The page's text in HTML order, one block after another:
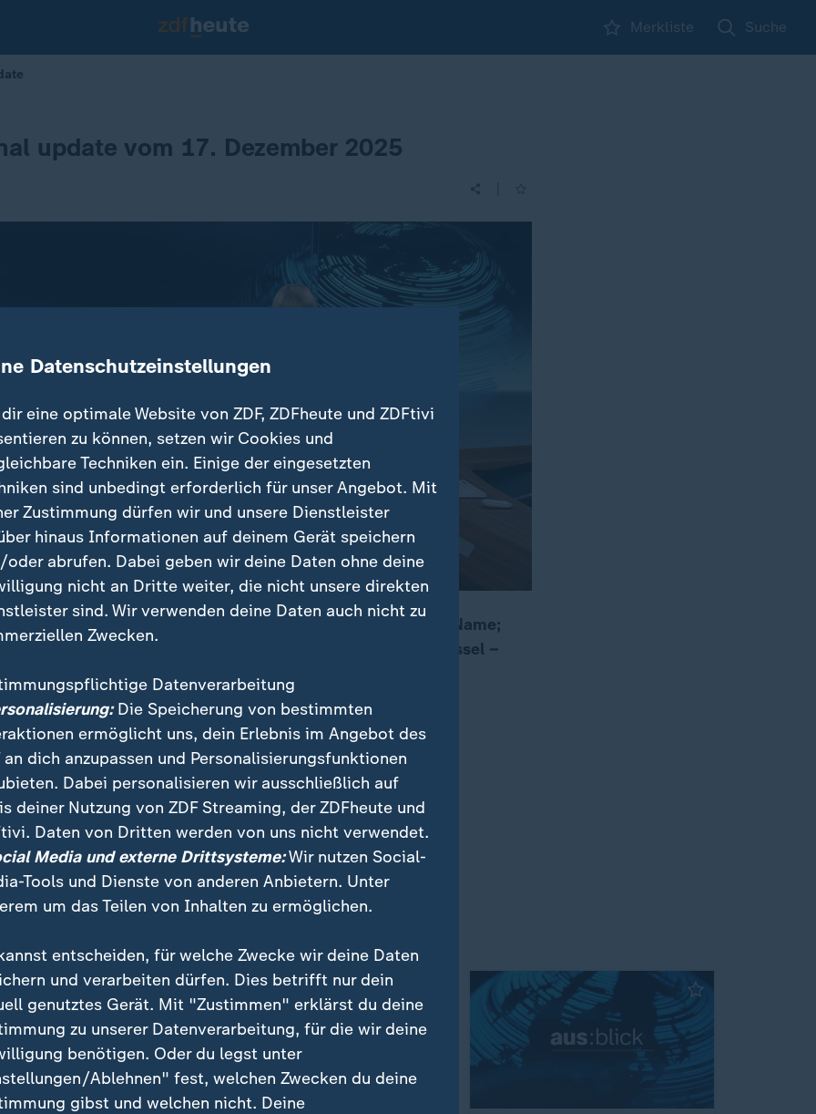
Merkliste Suche
update vom 17. Dezember 2025
Grundsicherung statt Bürgergeld – Mehr als nur ein neuer Name;
– VW-Batterien Made in Germany; Nervosität in Brüssel –
der Ukraine
Bürgergeld
Name
in Germany
der Ukraine
Datenschutzeinstellungen
eine optimale Website von ZDF, ZDFheute und ZDFtivi
zu können, setzen wir Cookies und
Techniken ein. Einige der eingesetzten
sind unbedingt erforderlich für unser Angebot. Mit
Zustimmung dürfen wir und unsere Dienstleister
hinaus Informationen auf deinem Gerät speichern
oder abrufen. Dabei geben wir deine Daten ohne deine
nicht an Dritte weiter, die nicht unsere direkten
sind. Wir verwenden deine Daten auch nicht zu
Zwecken.
Datenverarbeitung
Die Speicherung von bestimmten
ermöglicht uns, dein Erlebnis im Angebot des
an dich anzupassen und Personalisierungsfunktionen
Dabei personalisieren wir ausschließlich auf
deiner Nutzung von ZDF Streaming, der ZDFheute und
Daten von Dritten werden von uns nicht verwendet.
Media und externe Drittsysteme:Wir nutzen Social-
Tools und Dienste von anderen Anbietern. Unter
um das Teilen von Inhalten zu ermöglichen.
entscheiden, für welche Zwecke wir deine Daten
und verarbeiten dürfen. Dies betrifft nur dein
genutztes Gerät. Mit "Zustimmen" erklärst du deine
zu unserer Datenverarbeitung, für die wir deine
benötigen. Oder du legst unter
Ablehnen" fest, welchen Zwecken du deine
gibst und welchen nicht. Deine